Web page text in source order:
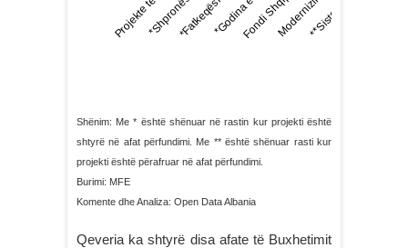
Shënim: Me * është shënuar në rastin kur projekti është
shtyrë në afat përfundimi. Me ** është shënuar rasti kur
projekti është përafruar në afat përfundimi.
Burimi: MFE
Komente dhe Analiza: Open Data Albania
Qeveria ka shtyrë disa afate të Buxhetimit